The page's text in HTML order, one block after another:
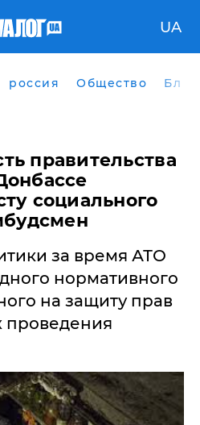
UA
россия Общество
правительства
социального
за время АТО
нормативного
на защиту прав
проведения